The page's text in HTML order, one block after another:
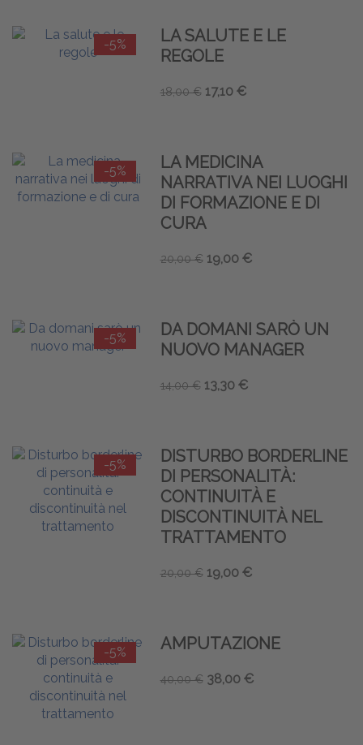
-5%
LA SALUTE E LE
REGOLE
18,00 € 17,10 €
-5%
LA MEDICINA
NARRATIVA NEI LUOGHI
DI FORMAZIONE E DI
CURA
20,00 € 19,00 €
-5%
DA DOMANI SARÒ UN
NUOVO MANAGER
14,00 € 13,30 €
-5%
DISTURBO BORDERLINE
DI PERSONALITÀ:
CONTINUITÀ E
DISCONTINUITÀ NEL
TRATTAMENTO
20,00 € 19,00 €
-5% AMPUTAZIONE
40,00 € 38,00 €